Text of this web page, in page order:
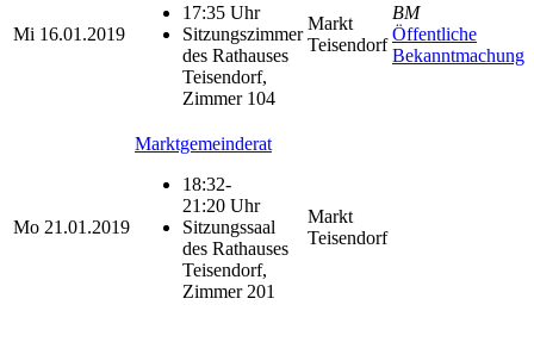
Mi 16.01.2019
17:35 Uhr
Sitzungszimmer
des Rathauses
Teisendorf,
Zimmer 104
Markt
Teisendorf
BM
Öffentliche
Bekanntmachung
Mo 21.01.2019
Marktgemeinderat
18:32-
21:20 Uhr
Sitzungssaal
des Rathauses
Teisendorf,
Zimmer 201
Markt
Teisendorf